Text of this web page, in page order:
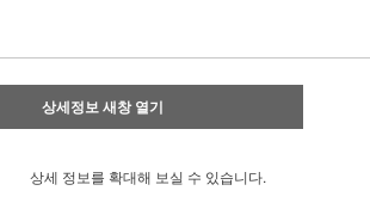
상세정보 새창 열기
상세 정보를 확대해 보실 수 있습니다.